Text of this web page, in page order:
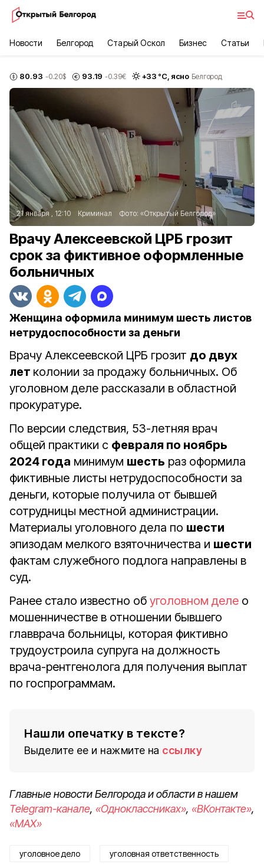
Новости Белгород Старый Оскол Бизнес Статьи
80.93 -0.20$ 93.19 -0.39€ +33 °С, ясно Белгород
21 января , 12:10 Криминал Фото: «Открытый Белгород»
Врачу Алексеевской ЦРБ грозит
срок за фиктивное оформленные
больничных
Женщина оформила минимум шесть листов
нетрудоспособности за деньги
Врачу Алексеевской ЦРБ грозит до двух
лет колонии за продажу больничных. Об
уголовном деле рассказали в областной
прокуратуре.
По версии следствия, 53-летняя врач
общей практики с февраля по ноябрь
2024 года минимум шесть раз оформила
фиктивные листы нетрудоспособности за
деньги, которые получила от бывшей
сотрудницы местной администрации.
Материалы уголовного дела по шести
эпизодам мелкого взяточничества и шести
фактам служебного подлога направлены в
суд.
Ранее стало известно об уголовном деле о
мошенничестве в отношении бывшего
главврача больницы, которая фиктивно
трудоустроила супруга на должность
врача-рентгенолога для получения выплат
по госпрограммам.
Нашли опечатку в тексте?
Выделите ее и нажмите на ссылку
Главные новости Белгорода и области в нашем
Telegram-канале, «Одноклассниках», «ВКонтакте»,
«MAX»
уголовное дело уголовная ответственность